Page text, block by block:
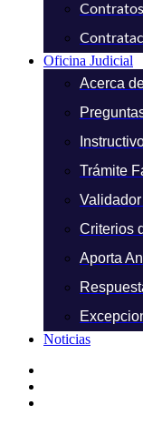
Contratos
Oficina Judicial
Acerca
Trámite
Criterios
Aporta
Noticias